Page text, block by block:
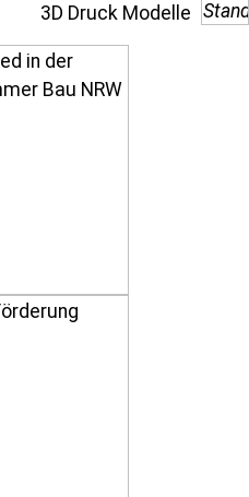
3D Druck Modelle